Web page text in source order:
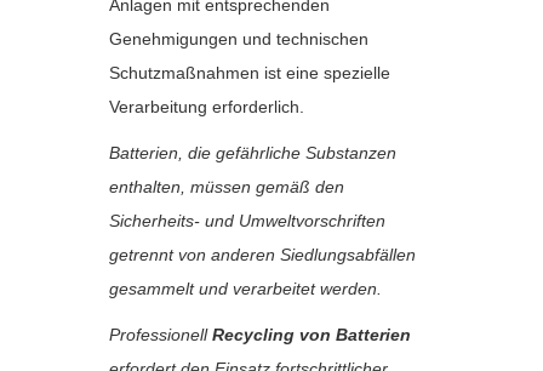
Anlagen mit entsprechenden
Genehmigungen und technischen
Schutzmaßnahmen ist eine spezielle
Verarbeitung erforderlich.
Batterien, die gefährliche Substanzen
enthalten, müssen gemäß den
Sicherheits- und Umweltvorschriften
getrennt von anderen Siedlungsabfällen
gesammelt und verarbeitet werden.
ProfessionellRecycling von Batterien